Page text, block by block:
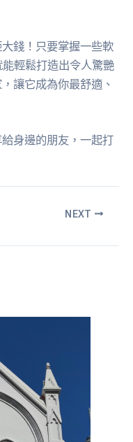
錢！只要掌握一些軟
輕鬆打造出令人驚艷
讓它成為你最舒適、
身邊的朋友，一起打
NEXT